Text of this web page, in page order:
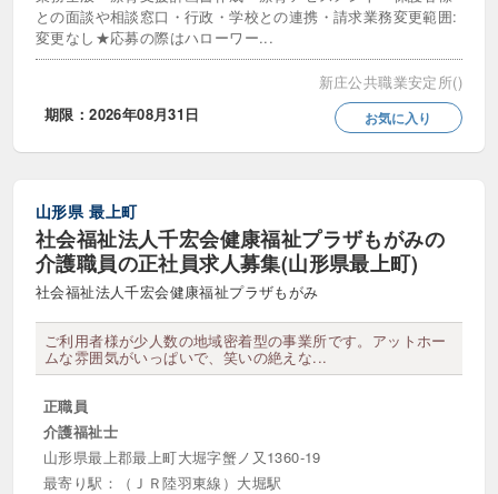
との面談や相談窓口・行政・学校との連携・請求業務変更範囲:
変更なし★応募の際はハローワー...
新庄公共職業安定所()
期限：2026年08月31日
お気に入り
山形県 最上町
社会福祉法人千宏会健康福祉プラザもがみの
介護職員の正社員求人募集(山形県最上町)
社会福祉法人千宏会健康福祉プラザもがみ
ご利用者様が少人数の地域密着型の事業所です。アットホー
ムな雰囲気がいっぱいで、笑いの絶えな...
正職員
介護福祉士
山形県最上郡最上町大堀字蟹ノ又1360-19
最寄り駅：（ＪＲ陸羽東線）大堀駅